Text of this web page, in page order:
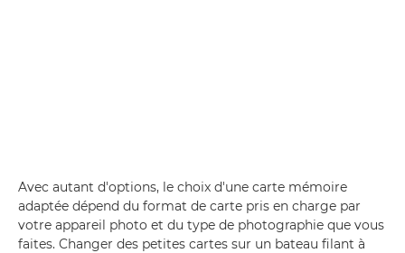
Avec autant d'options, le choix d'une carte mémoire
adaptée dépend du format de carte pris en charge par
votre appareil photo et du type de photographie que vous
faites. Changer des petites cartes sur un bateau filant à